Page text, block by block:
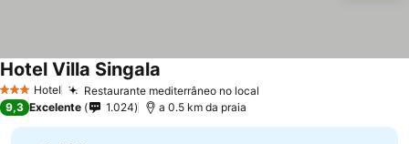
3 EstrelasHotel Restaurante mediterrâneo no local
Hotel Villa Singala
9,3 Excelente 1.024 a 0.5 km da praia